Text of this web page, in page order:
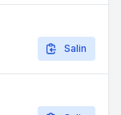
Salin